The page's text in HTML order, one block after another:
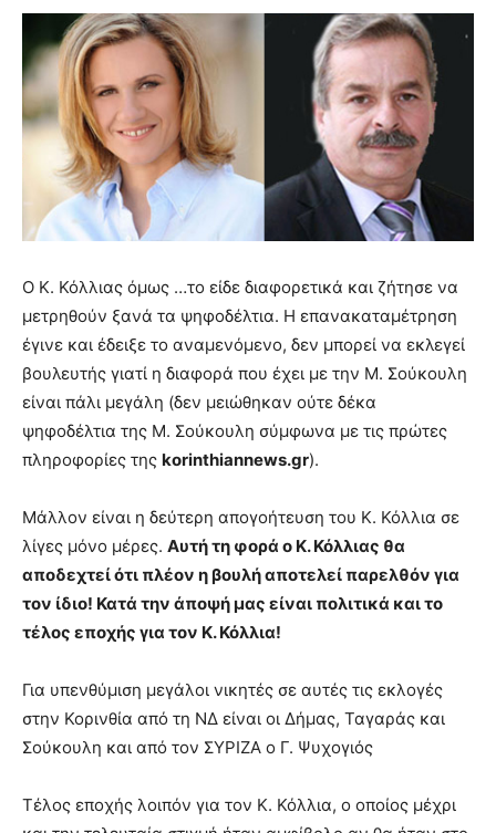
Ο Κ. Κόλλιας όμως …το είδε διαφορετικά και ζήτησε να
μετρηθούν ξανά τα ψηφοδέλτια. Η επανακαταμέτρηση
έγινε και έδειξε το αναμενόμενο, δεν μπορεί να εκλεγεί
βουλευτής γιατί η διαφορά που έχει με την Μ. Σούκουλη
είναι πάλι μεγάλη (δεν μειώθηκαν ούτε δέκα
ψηφοδέλτια της Μ. Σούκουλη σύμφωνα με τις πρώτες
πληροφορίες της korinthiannews.gr).
Μάλλον είναι η δεύτερη απογοήτευση του Κ. Κόλλια σε
λίγες μόνο μέρες. Αυτή τη φορά ο Κ. Κόλλιας θα
αποδεχτεί ότι πλέον η βουλή αποτελεί παρελθόν για
τον ίδιο! Κατά την άποψή μας είναι πολιτικά και το
τέλος εποχής για τον Κ. Κόλλια!
Για υπενθύμιση μεγάλοι νικητές σε αυτές τις εκλογές
στην Κορινθία από τη ΝΔ είναι οι Δήμας, Ταγαράς και
Σούκουλη και από τον ΣΥΡΙΖΑ ο Γ. Ψυχογιός
Τέλος εποχής λοιπόν για τον Κ. Κόλλια, ο οποίος μέχρι